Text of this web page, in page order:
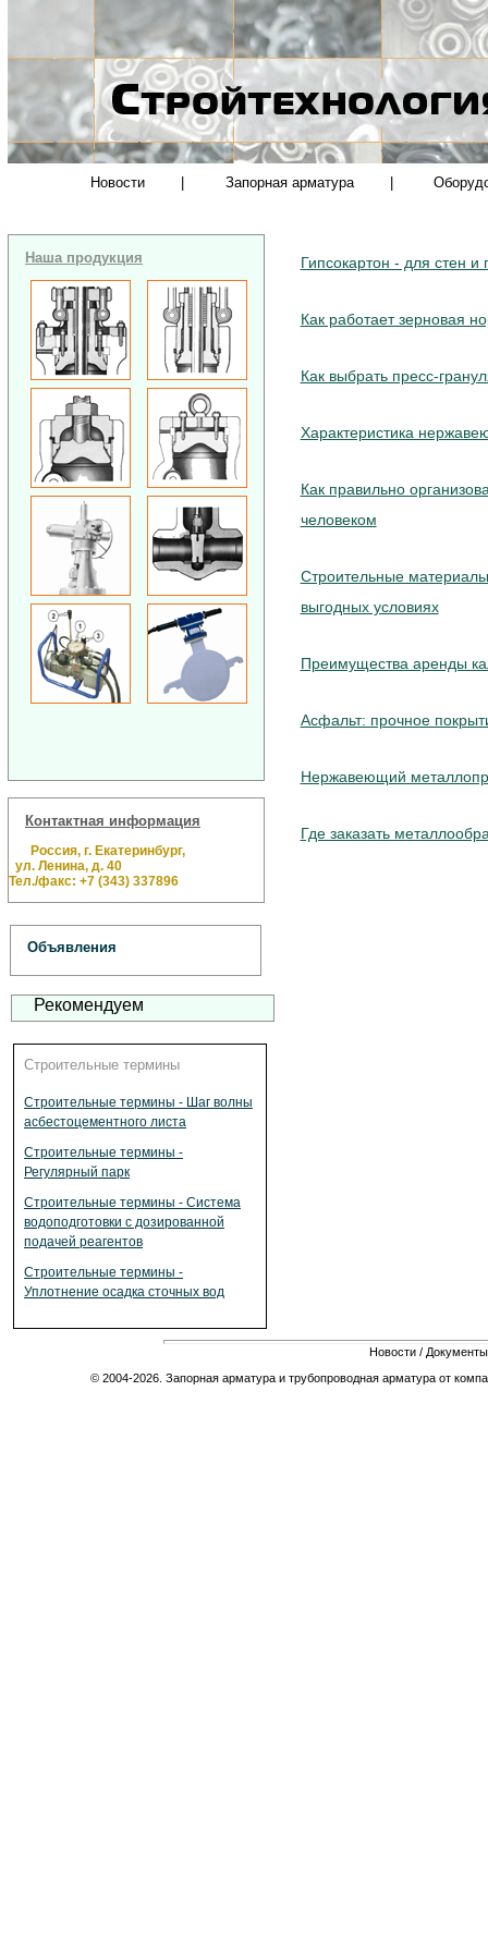
Новости Запорная арматура
Наша продукция
Контактная информация
Россия, г. Екатеринбург,
ул. Ленина, д. 40
Тел./факс: +7 (343) 337896
Объявления
Рекомендуем
Строительные термины
Строительные термины - Шаг волны
асбестоцементного листа
Строительные термины -
Регулярный парк
Строительные термины - Система
водоподготовки с дозированной
подачей реагентов
Строительные термины -
Уплотнение осадка сточных вод
Гипсокартон - для стен и
Как работает зерновая
Как выбрать пресс-
Характеристика
Как правильно
человеком
Строительные
выгодных условиях
Преимущества аренды
Асфальт: прочное
Нержавеющий
Где заказать
Новости / Документы
© 2004-2026. Запорная арматура и трубопроводная арматура от